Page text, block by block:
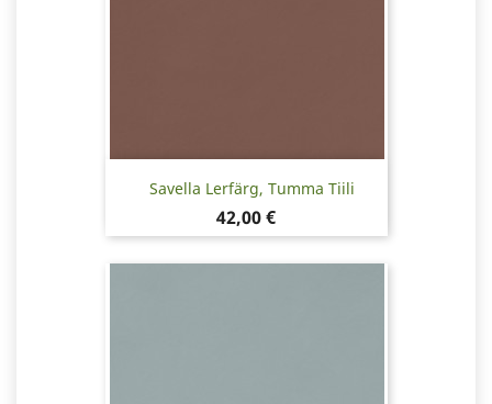
Savella Lerfärg, Tumma Tiili
Pris
42,00 €